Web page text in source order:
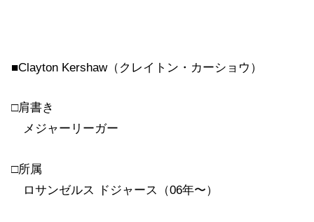
■Clayton Kershaw（クレイトン・カーショウ）
□肩書き
メジャーリーガー
□所属
ロサンゼルス ドジャース（06年〜）